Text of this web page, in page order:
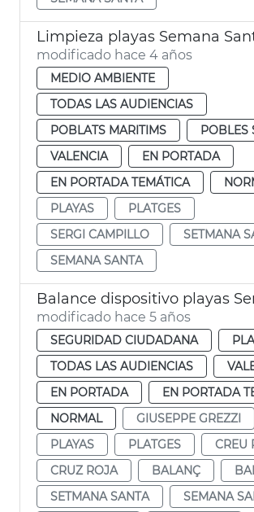
Limpieza playas Semana
modificado hace 4 años
MEDIO AMBIENTE
TODAS LAS AUDIENCIAS
POBLATS MARITIMS
POBLES
VALENCIA
EN PORTADA
EN PORTADA TEMÁTICA
PLAYAS
PLATGES
SERGI CAMPILLO
SETMANA
SEMANA SANTA
modificado hace 5 años
SEGURIDAD CIUDADANA
TODAS LAS AUDIENCIAS
EN PORTADA
EN PORTADA
NORMAL
GIUSEPPE GREZZI
PLAYAS
PLATGES
CREU
CRUZ ROJA
BALANÇ
SETMANA SANTA
SEMANA